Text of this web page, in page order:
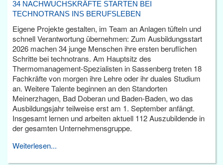
34 NACHWUCHSKRÄFTE STARTEN BEI
TECHNOTRANS INS BERUFSLEBEN
Eigene Projekte gestalten, im Team an Anlagen tüfteln und
schnell Verantwortung übernehmen: Zum Ausbildungsstart
2026 machen 34 junge Menschen ihre ersten beruflichen
Schritte bei technotrans. Am Hauptsitz des
Thermomanagement-Spezialisten in Sassenberg treten 18
Fachkräfte von morgen ihre Lehre oder ihr duales Studium
an. Weitere Talente beginnen an den Standorten
Meinerzhagen, Bad Doberan und Baden-Baden, wo das
Ausbildungsjahr teilweise erst am 1. September anfängt.
Insgesamt lernen und arbeiten aktuell 112 Auszubildende in
der gesamten Unternehmensgruppe.
Weiterlesen...